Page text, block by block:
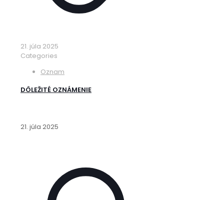
21. júla 2025
Categories
Oznam
DÔLEŽITÉ OZNÁMENIE
21. júla 2025